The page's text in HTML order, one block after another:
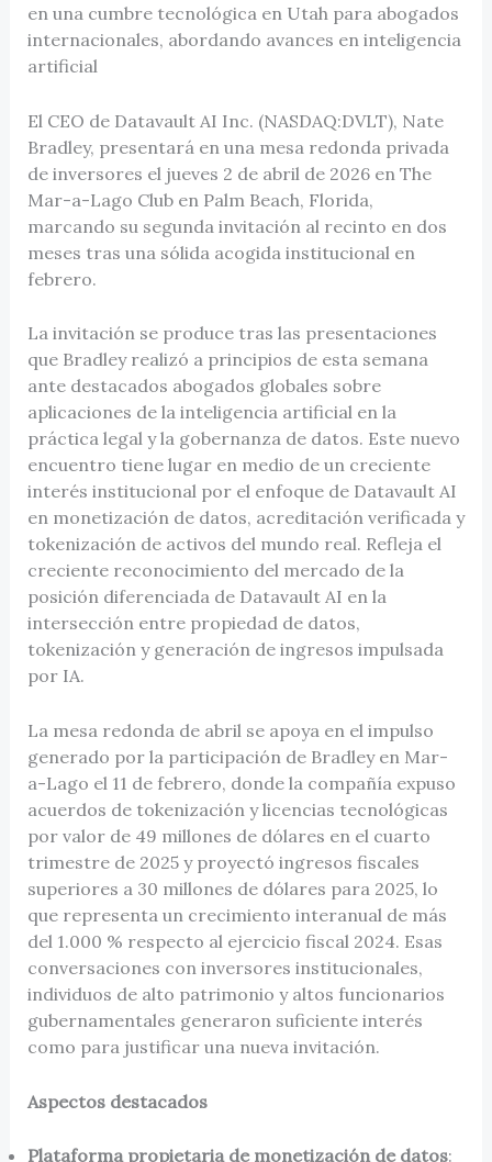
en una cumbre tecnológica en Utah para abogados
internacionales, abordando avances en inteligencia
artificial
El CEO de Datavault AI Inc. (NASDAQ:DVLT), Nate
Bradley, presentará en una mesa redonda privada
de inversores el jueves 2 de abril de 2026 en The
Mar-a-Lago Club en Palm Beach, Florida,
marcando su segunda invitación al recinto en dos
meses tras una sólida acogida institucional en
febrero.
La invitación se produce tras las presentaciones
que Bradley realizó a principios de esta semana
ante destacados abogados globales sobre
aplicaciones de la inteligencia artificial en la
práctica legal y la gobernanza de datos. Este nuevo
encuentro tiene lugar en medio de un creciente
interés institucional por el enfoque de Datavault AI
en monetización de datos, acreditación verificada y
tokenización de activos del mundo real. Refleja el
creciente reconocimiento del mercado de la
posición diferenciada de Datavault AI en la
intersección entre propiedad de datos,
tokenización y generación de ingresos impulsada
por IA.
La mesa redonda de abril se apoya en el impulso
generado por la participación de Bradley en Mar-
a-Lago el 11 de febrero, donde la compañía expuso
acuerdos de tokenización y licencias tecnológicas
por valor de 49 millones de dólares en el cuarto
trimestre de 2025 y proyectó ingresos fiscales
superiores a 30 millones de dólares para 2025, lo
que representa un crecimiento interanual de más
del 1.000 % respecto al ejercicio fiscal 2024. Esas
conversaciones con inversores institucionales,
individuos de alto patrimonio y altos funcionarios
gubernamentales generaron suficiente interés
como para justificar una nueva invitación.
Aspectos destacados
Plataforma propietaria de monetización de datos: